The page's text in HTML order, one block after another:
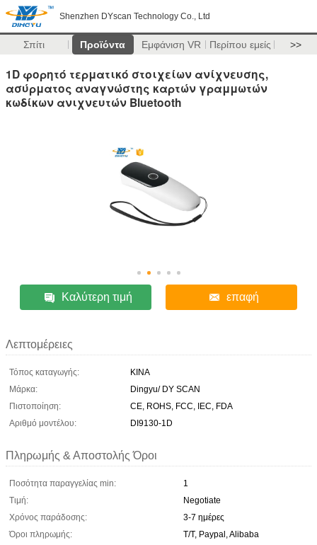
Shenzhen DYscan Technology Co., Ltd
Σπίτι Προϊόντα Εμφάνιση VR Περίπου εμείς >>
1D φορητό τερματικό στοιχείων ανίχνευσης,
ασύρματος αναγνώστης καρτών γραμμωτών
κωδίκων ανιχνευτών Bluetooth
Καλύτερη τιμή επαφή
Λεπτομέρειες
Τόπος καταγωγής:
ΚΙΝΑ
Μάρκα:
Dingyu/ DY SCAN
Πιστοποίηση:
CE, ROHS, FCC, IEC, FDA
Αριθμό μοντέλου:
DI9130-1D
Πληρωμής & Αποστολής Όροι
Ποσότητα παραγγελίας min:
1
Τιμή:
Negotiate
Χρόνος παράδοσης:
3-7 ημέρες
Όροι πληρωμής:
T/T, Paypal, Alibaba